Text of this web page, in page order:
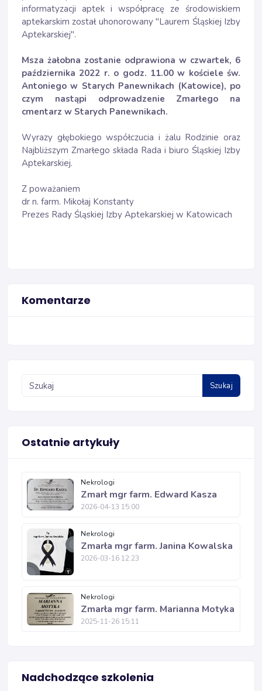
informatyzacji aptek i współpracę ze środowiskiem
aptekarskim został uhonorowany "Laurem Śląskiej Izby
Aptekarskiej".
Msza żałobna zostanie odprawiona w czwartek, 6
października 2022 r. o godz. 11.00 w kościele św.
Antoniego w Starych Panewnikach (Katowice), po
czym nastąpi odprowadzenie Zmarłego na
cmentarz w Starych Panewnikach.
Wyrazy głębokiego współczucia i żalu Rodzinie oraz
Najbliższym Zmarłego składa Rada i biuro Śląskiej Izby
Aptekarskiej.
Z poważaniem
dr n. farm. Mikołaj Konstanty
Prezes Rady Śląskiej Izby Aptekarskiej w Katowicach
Komentarze
Szukaj
Ostatnie artykuły
Nekrologi
Zmarł mgr farm. Edward Kasza
2026-04-13 15:00
Nekrologi
Zmarła mgr farm. Janina Kowalska
2026-03-16 12:23
Nekrologi
Zmarła mgr farm. Marianna Motyka
2025-11-26 15:11
Nadchodzące szkolenia